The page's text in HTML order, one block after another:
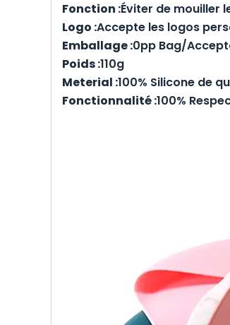
Fonction :Éviter de mouiller
Logo :Accepte les logos
Emballage :0pp Bag/
Poids :110g
Meterial :100% Silicone de
Fonctionnalité :100%